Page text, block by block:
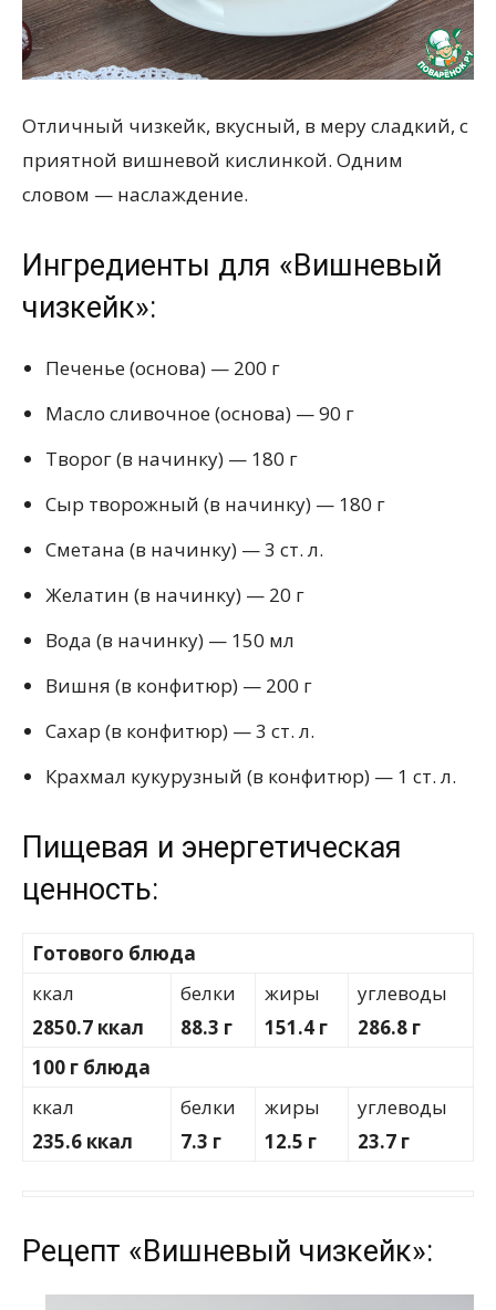
Отличный чизкейк, вкусный, в меру сладкий, с
приятной вишневой кислинкой. Одним
словом — наслаждение.
Ингредиенты для «Вишневый
чизкейк»:
Печенье (основа) — 200 г
Масло сливочное (основа) — 90 г
Творог (в начинку) — 180 г
Сыр творожный (в начинку) — 180 г
Сметана (в начинку) — 3 ст. л.
Желатин (в начинку) — 20 г
Вода (в начинку) — 150 мл
Вишня (в конфитюр) — 200 г
Сахар (в конфитюр) — 3 ст. л.
Крахмал кукурузный (в конфитюр) — 1 ст. л.
Пищевая и энергетическая
ценность:
Готового блюда
ккал
2850.7 ккал
белки
88.3 г
жиры
151.4 г
углеводы
286.8 г
100 г блюда
ккал
235.6 ккал
белки
7.3 г
жиры
12.5 г
углеводы
23.7 г
Рецепт «Вишневый чизкейк»: